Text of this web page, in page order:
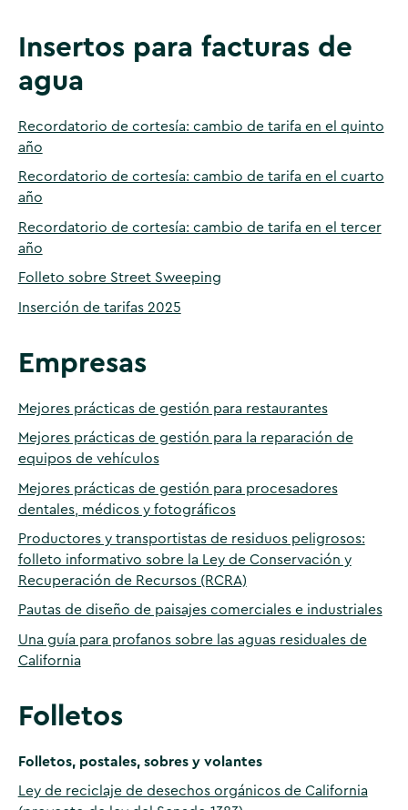
Insertos para facturas de
agua
Recordatorio de cortesía: cambio de tarifa en el quinto
año
Recordatorio de cortesía: cambio de tarifa en el cuarto
año
Recordatorio de cortesía: cambio de tarifa en el tercer
año
Folleto sobre Street Sweeping
Inserción de tarifas 2025
Empresas
Mejores prácticas de gestión para restaurantes
Mejores prácticas de gestión para la reparación de
equipos de vehículos
Mejores prácticas de gestión para procesadores
dentales, médicos y fotográficos
Productores y transportistas de residuos peligrosos:
folleto informativo sobre la Ley de Conservación y
Recuperación de Recursos (RCRA)
Pautas de diseño de paisajes comerciales e industriales
Una guía para profanos sobre las aguas residuales de
California
Folletos
Folletos, postales, sobres y volantes
Ley de reciclaje de desechos orgánicos de California